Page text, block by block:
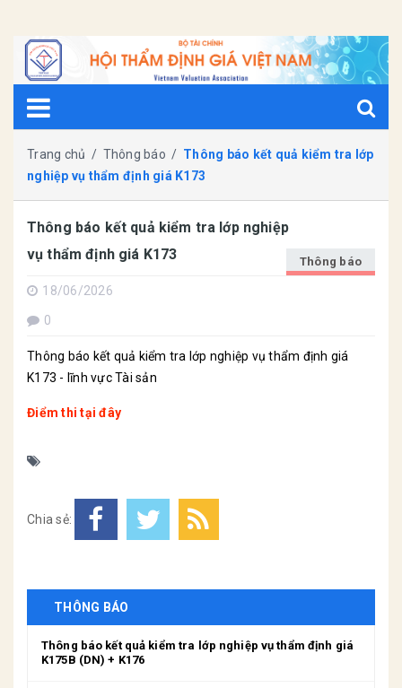
Trang chủ / Thông báo / Thông báo kết quả kiểm tra lớp
nghiệp vụ thẩm định giá K173
Thông báo kết quả kiểm tra lớp nghiệp
vụ thẩm định giá K173
Thông báo
18/06/2026
0
Thông báo kết quả kiểm tra lớp nghiệp vụ thẩm định giá
K173 - lĩnh vực Tài sản
Điểm thi tại đây
Chia sẻ:
THÔNG BÁO
Thông báo kết quả kiểm tra lớp nghiệp vụ thẩm định giá
K175B (DN) + K176